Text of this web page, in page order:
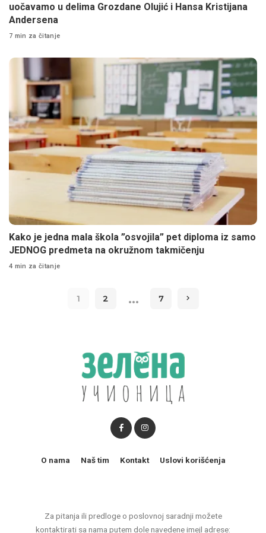
uočavamo u delima Grozdane Olujić i Hansa Kristijana
Andersena
7 min za čitanje
Kako je jedna mala škola ”osvojila” pet diploma iz samo
JEDNOG predmeta na okružnom takmičenju
4 min za čitanje
1 2 … 7
Za pitanja ili predloge o poslovnoj saradnji možete
kontaktirati sa nama putem dole navedene imejl adrese:
O nama Naš tim Kontakt Uslovi korišćenja